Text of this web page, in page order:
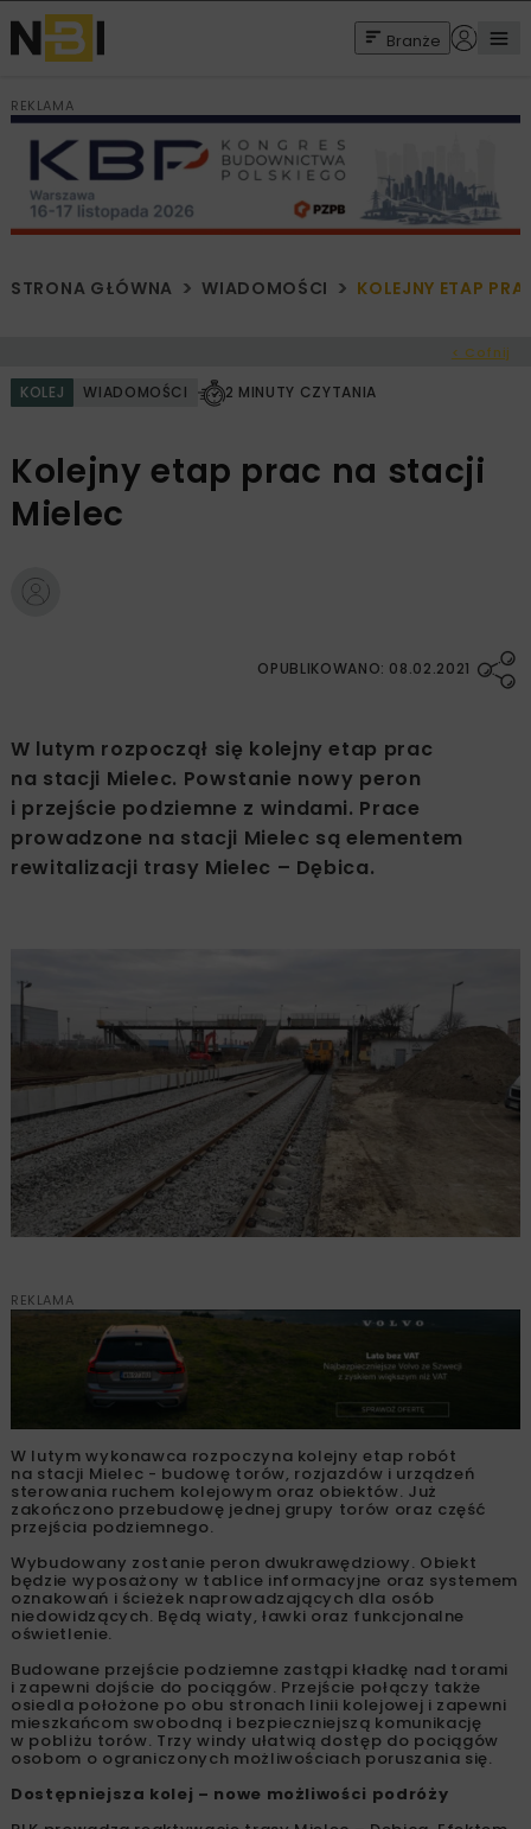
Branże
REKLAMA
STRONA GŁÓWNA WIADOMOŚCI KOLEJNY ETAP
< Cofnij
KOLEJ WIADOMOŚCI 2 MINUTY CZYTANIA
Kolejny etap prac na stacji
Mielec
OPUBLIKOWANO: 08.02.2021
W lutym rozpoczął się kolejny etap prac
na stacji Mielec. Powstanie nowy peron
i przejście podziemne z windami. Prace
prowadzone na stacji Mielec są elementem
rewitalizacji trasy Mielec – Dębica.
REKLAMA
W lutym wykonawca rozpoczyna kolejny etap robót
na stacji Mielec - budowę torów, rozjazdów i urządzeń
sterowania ruchem kolejowym oraz obiektów. Już
zakończono przebudowę jednej grupy torów oraz część
przejścia podziemnego.
Wybudowany zostanie peron dwukrawędziowy. Obiekt
będzie wyposażony w tablice informacyjne oraz systemem
oznakowań i ścieżek naprowadzających dla osób
niedowidzących. Będą wiaty, ławki oraz funkcjonalne
oświetlenie.
Budowane przejście podziemne zastąpi kładkę nad torami
i zapewni dojście do pociągów. Przejście połączy także
osiedla położone po obu stronach linii kolejowej i zapewni
mieszkańcom swobodną i bezpieczniejszą komunikację
w pobliżu torów. Trzy windy ułatwią dostęp do pociągów
osobom o ograniczonych możliwościach poruszania się.
Dostępniejsza kolej – nowe możliwości podróży